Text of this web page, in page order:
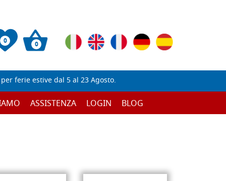
0 0
ferie estive dal 5 al 23 Agosto.
ASSISTENZA LOGIN BLOG